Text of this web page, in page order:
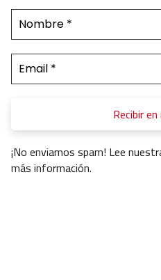
¡No enviamos spam! Lee
más información.